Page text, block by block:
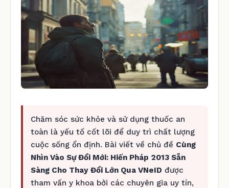
Chăm sóc sức khỏe và sử dụng thuốc an
toàn là yếu tố cốt lõi để duy trì chất lượng
cuộc sống ổn định. Bài viết về chủ đề Cùng
Nhìn Vào Sự Đổi Mới: Hiến Pháp 2013 Sẵn
Sàng Cho Thay Đổi Lớn Qua VNeID được
tham vấn y khoa bởi các chuyên gia uy tín,